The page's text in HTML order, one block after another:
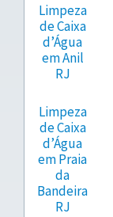
Limpeza
de Caixa
d’Água
em Anil
RJ
Limpeza
de Caixa
d’Água
em Praia
da
Bandeira
RJ